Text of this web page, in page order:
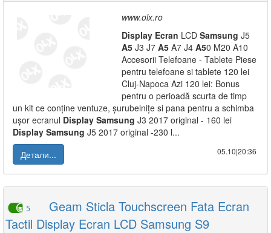
www.olx.ro
Display Ecran LCD Samsung J5
A5 J3 J7 A5 A7 J4 A50 M20 A10
Accesorii Telefoane - Tablete Piese
pentru telefoane si tablete 120 lei
Cluj-Napoca Azi 120 lei: Bonus
pentru o perioadă scurta de timp
un kit ce conține ventuze, șurubelnițe si pana pentru a schimba
ușor ecranul Display Samsung J3 2017 original - 160 lei
Display Samsung J5 2017 original -230 l...
Детали...
05.10|20:36
5
Geam Sticla Touchscreen Fata Ecran
Tactil Display Ecran LCD Samsung S9